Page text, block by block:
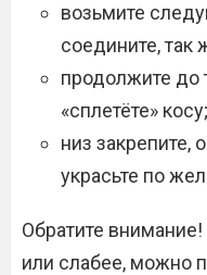
возьмите
соедините, так
продолжите до
«сплетёте» косу;
низ закрепите,
украсьте по
Обратите
или слабее, можно